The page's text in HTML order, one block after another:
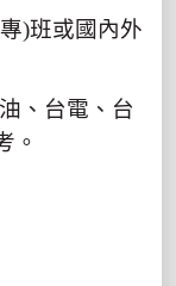
專)班或國內外
、台電、台
。